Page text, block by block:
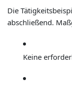
Die
abschließend.
Keine